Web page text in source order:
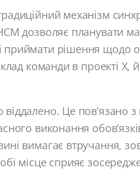
механізм
дозволяє планувати
рішення щодо
команди в проекті
Це пов’язано
виконання
вимагає втручання,
місце сприяє